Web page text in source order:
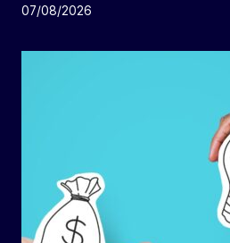
07/08/2026